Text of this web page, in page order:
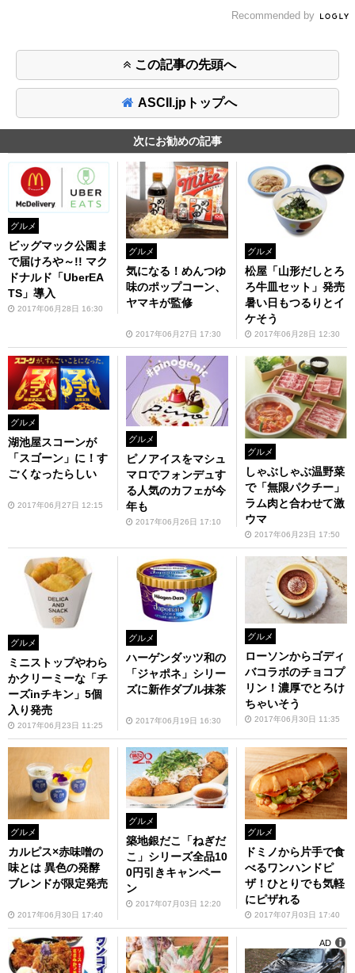
Recommended by
この記事の先頭へ
ASCII.jpトップへ
次にお勧めの記事
グルメ
ビッグマック公園ま
で届けろや～!! マク
ドナルド「UberEA
TS」導入
2017年06月28日 16:30
グルメ
気になる！めんつゆ
味のポップコーン、
ヤマキが監修
2017年06月27日 17:30
グルメ
松屋「山形だしとろ
ろ牛皿セット」発売
暑い日もつるりとイ
ケそう
2017年06月28日 12:30
グルメ
湖池屋スコーンが
「スゴーン」に！す
ごくなったらしい
2017年06月27日 12:15
グルメ
ピノアイスをマシュ
マロでフォンデュす
る人気のカフェが今
年も
2017年06月26日 17:10
グルメ
しゃぶしゃぶ温野菜
で「無限パクチー」
ラム肉と合わせて激
ウマ
2017年06月23日 17:50
グルメ
ミニストップやわら
かクリーミーな「チ
ーズinチキン」5個
入り発売
2017年06月23日 11:25
グルメ
ハーゲンダッツ和の
「ジャポネ」シリー
ズに新作ダブル抹茶
2017年06月19日 16:30
グルメ
ローソンからゴディ
バコラボのチョコプ
リン！濃厚でとろけ
ちゃいそう
2017年06月30日 11:35
グルメ
カルピス×赤味噌の
味とは 異色の発酵
ブレンドが限定発売
2017年06月30日 17:40
グルメ
築地銀だこ「ねぎだ
こ」シリーズ全品10
0円引きキャンペー
ン
2017年07月03日 12:20
グルメ
ドミノから片手で食
べるワンハンドピ
ザ！ひとりでも気軽
にピザれる
2017年07月03日 17:40
AD